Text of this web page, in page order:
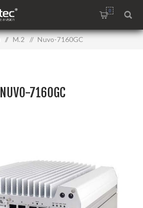
0
/ M.2 / Nuvo-7160GC
NUVO-7160GC